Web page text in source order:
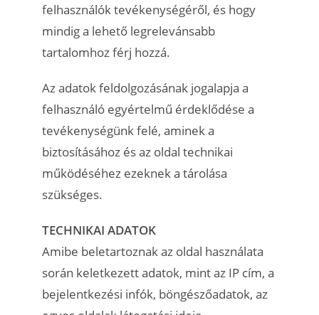
felhasználók tevékenységéről, és hogy
mindig a lehető legrelevánsabb
tartalomhoz férj hozzá.
Az adatok feldolgozásának jogalapja a
felhasználó egyértelmű érdeklődése a
tevékenységünk felé, aminek a
biztosításához és az oldal technikai
működéséhez ezeknek a tárolása
szükséges.
TECHNIKAI ADATOK
Amibe beletartoznak az oldal használata
során keletkezett adatok, mint az IP cím, a
bejelentkezési infók, böngészőadatok, az